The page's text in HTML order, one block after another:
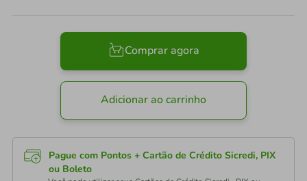
Comprar agora
Adicionar ao carrinho
Pague com Pontos + Cartão de Crédito Sicredi, PIX
ou Boleto